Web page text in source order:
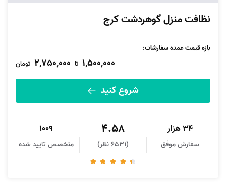
نظافت منزل گوهردشت کرج
بازه قیمت عمده سفارشات:
1,500,000 تا 2,750,000 تومان
شروع کنید
34 هزار
سفارش موفق
4.58
(6531 نظر)
1009
متخصص تایید شده